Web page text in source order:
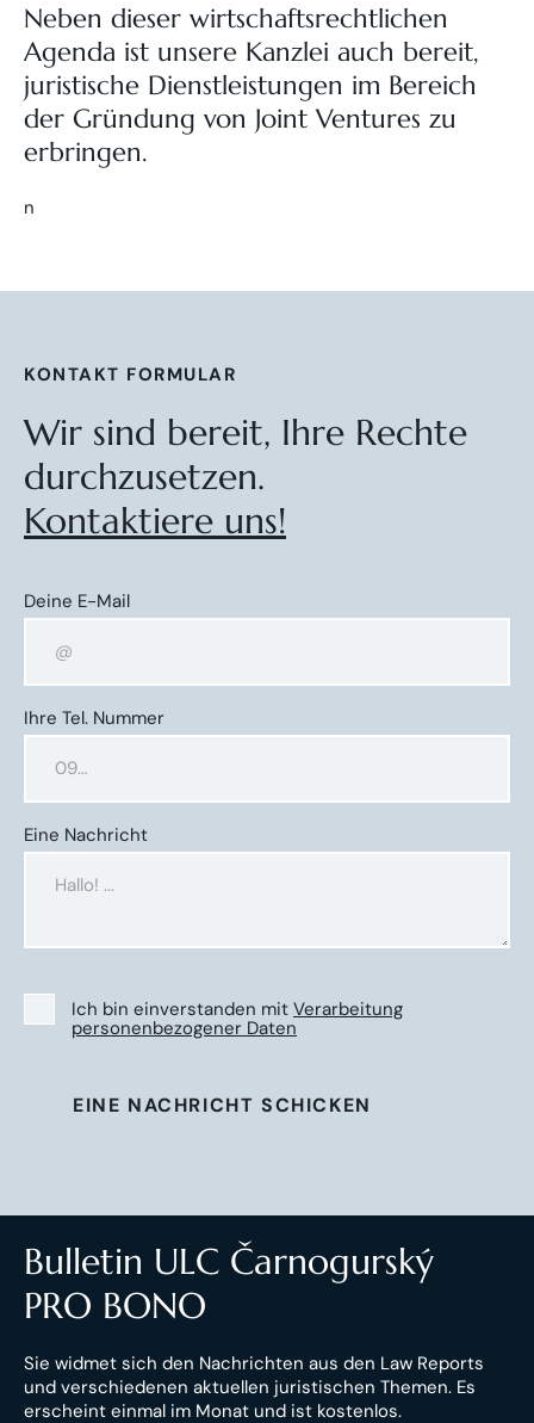
Neben dieser wirtschaftsrechtlichen
Agenda ist unsere Kanzlei auch bereit,
juristische Dienstleistungen im Bereich
der Gründung von Joint Ventures zu
erbringen.
n
KONTAKT FORMULAR
Wir sind bereit, Ihre Rechte
durchzusetzen.
Kontaktiere uns!
Deine E-Mail
Ihre Tel. Nummer
Eine Nachricht
Ich bin einverstanden mit Verarbeitung
personenbezogener Daten
EINE NACHRICHT SCHICKEN
Bulletin ULC Čarnogurský
PRO BONO
Sie widmet sich den Nachrichten aus den Law Reports
und verschiedenen aktuellen juristischen Themen. Es
erscheint einmal im Monat und ist kostenlos.